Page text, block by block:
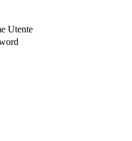
Utente